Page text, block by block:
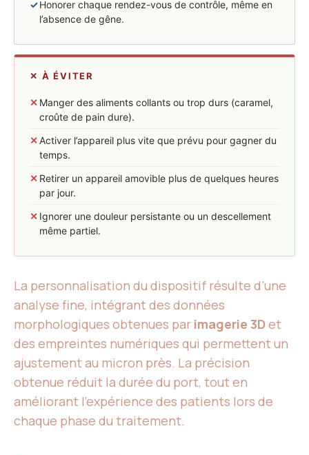
✓Honorer chaque rendez-vous de contrôle, même en
l’absence de gêne.
✕ À ÉVITER
✕ Manger des aliments collants ou trop durs (caramel,
croûte de pain dure).
✕Activer l’appareil plus vite que prévu pour gagner du
temps.
✕ Retirer un appareil amovible plus de quelques heures
par jour.
✕ Ignorer une douleur persistante ou un descellement
même partiel.
La personnalisation du dispositif résulte d’une
analyse fine, intégrant des données
morphologiques obtenues par imagerie 3Det
des empreintes numériques qui permettent un
ajustement au micron près. La précision
obtenue réduit la durée du port, tout en
améliorant l’expérience des patients lors de
chaque phase du traitement.